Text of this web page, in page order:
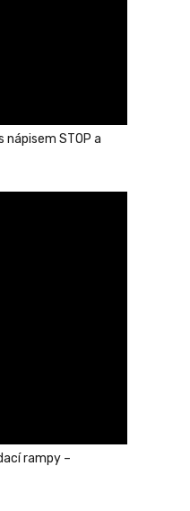
nápisem STOP a
rampy –